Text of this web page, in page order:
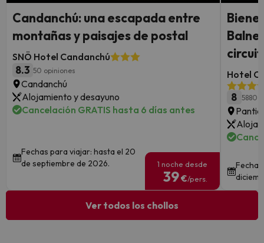
Candanchú: una escapada entre
montañas y paisajes de postal
SNÖ Hotel Candanchú
8.3 50 opiniones
Candanchú
Alojamiento y desayuno
Cancelación GRATIS hasta 6 días antes
Fechas para viajar: hasta el 20
de septiembre de 2026.
1 noche desde
39€/pers.
Hotel
8 5880
Ver todos los chollos